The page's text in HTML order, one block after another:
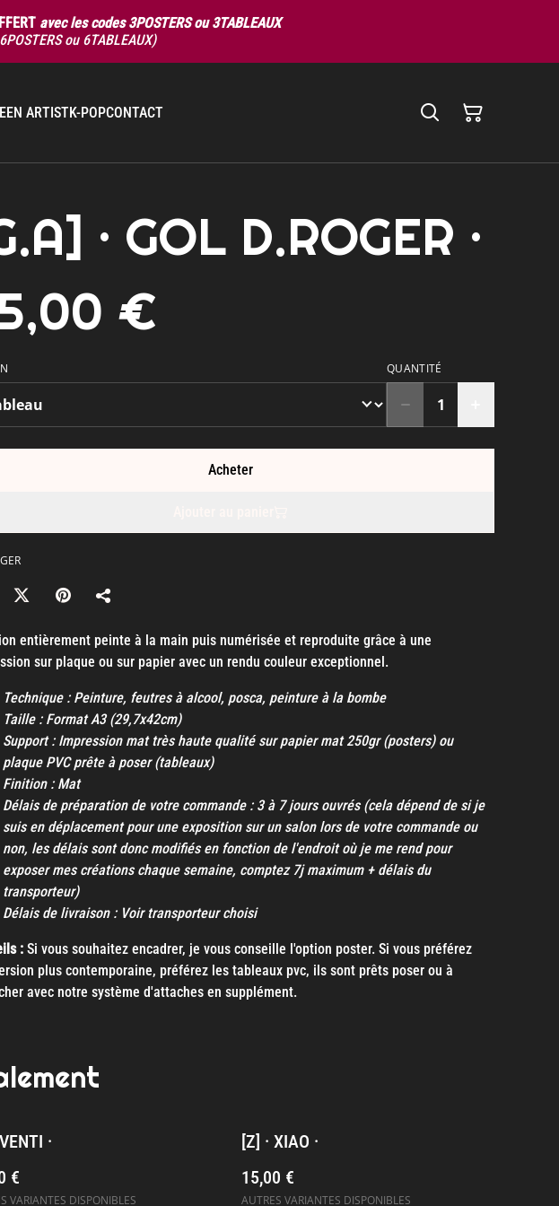
avec les codes 3POSTERS ou 3TABLEAUX
ou 6TABLEAUX)
ARTISTK-POPCONTACT
· GOL D.ROGER ·
€
QUANTITÉ
Acheter
entièrement peinte à la main puis numérisée et reproduite grâce à une
sur plaque ou sur papier avec un rendu couleur exceptionnel.
Technique : Peinture, feutres à alcool, posca, peinture à la bombe
Taille : Format A3 (29,7x42cm)
Support : Impression mat très haute qualité sur papier mat 250gr (posters) ou
plaque PVC prête à poser (tableaux)
Finition : Mat
Délais de préparation de votre commande : 3 à 7 jours ouvrés (cela dépend de si je
suis en déplacement pour une exposition sur un salon lors de votre commande ou
non, les délais sont donc modifiés en fonction de l'endroit où je me rend pour
exposer mes créations chaque semaine, comptez 7j maximum + délais du
transporteur)
Délais de livraison : Voir transporteur choisi
: Si vous souhaitez encadrer, je vous conseille l'option poster. Si vous préférez
plus contemporaine, préférez les tableaux pvc, ils sont prêts poser ou à
avec notre système d'attaches en supplément.
·
€
VARIANTES DISPONIBLES
[Z] · XIAO ·
15,00 €
AUTRES VARIANTES DISPONIBLES